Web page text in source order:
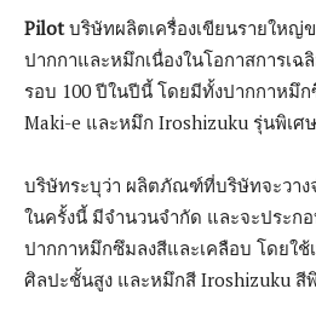
Pilotบริษัทผลิตเครื่องเขียนรายใหญ่
ปากกาและหมึกเนื่องในโอกาสการเ
รอบ 100 ปีในปีนี้ โดยมีทั้งปากกาหมึ
Maki-e และหมึก Iroshizuku รุ่นพิเศษ
บริษัทระบุว่า ผลิตภัณฑ์ที่บริษัทจะวาง
ในครั้งนี้ มีจำนวนจำกัด และจะประ
ปากกาหมึกซึมลงสีและเคลือบ โดยใช้
ศิลปะชั้นสูง และหมึกสี Iroshizuku สี